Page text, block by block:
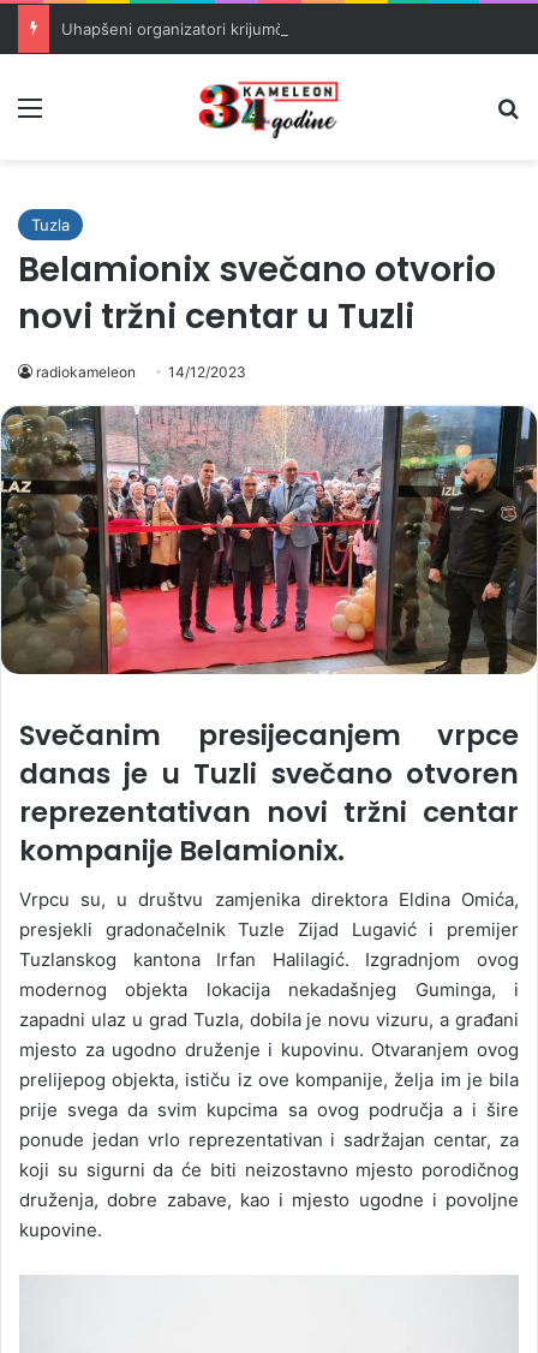
Tuzla
Belamionix svečano otvorio
novi tržni centar u Tuzli
radiokameleon 14/12/2023
Svečanim presijecanjem vrpce
danas je u Tuzli svečano otvoren
reprezentativan novi tržni centar
kompanije Belamionix.
Vrpcu su, u društvu zamjenika direktora Eldina Omića,
presjekli gradonačelnik Tuzle Zijad Lugavić i premijer
Tuzlanskog kantona Irfan Halilagić. Izgradnjom ovog
modernog objekta lokacija nekadašnjeg Guminga, i
zapadni ulaz u grad Tuzla, dobila je novu vizuru, a građani
mjesto za ugodno druženje i kupovinu. Otvaranjem ovog
prelijepog objekta, ističu iz ove kompanije, želja im je bila
prije svega da svim kupcima sa ovog područja a i šire
ponude jedan vrlo reprezentativan i sadržajan centar, za
koji su sigurni da će biti neizostavno mjesto porodičnog
druženja, dobre zabave, kao i mjesto ugodne i povoljne
kupovine.